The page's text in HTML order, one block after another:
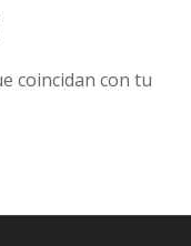
coincidan con tu